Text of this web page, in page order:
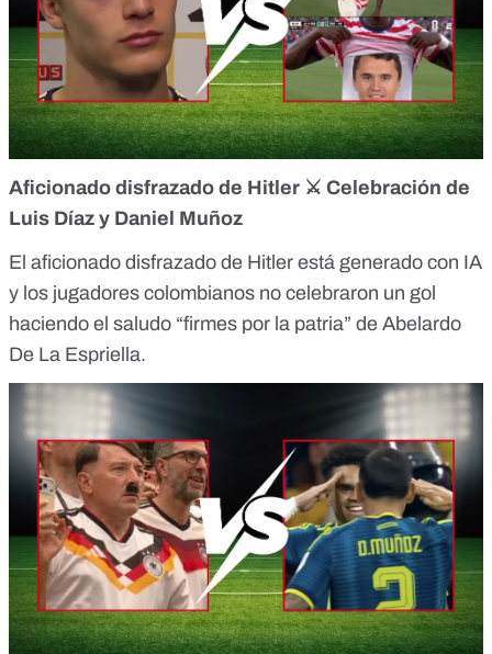
Aficionado disfrazado de Hitler ⚔️ Celebración de
Luis Díaz y Daniel Muñoz
El aficionado disfrazado de Hitler está generado con IA
y los jugadores colombianos no celebraron un gol
haciendo el saludo “firmes por la patria” de Abelardo
De La Espriella.